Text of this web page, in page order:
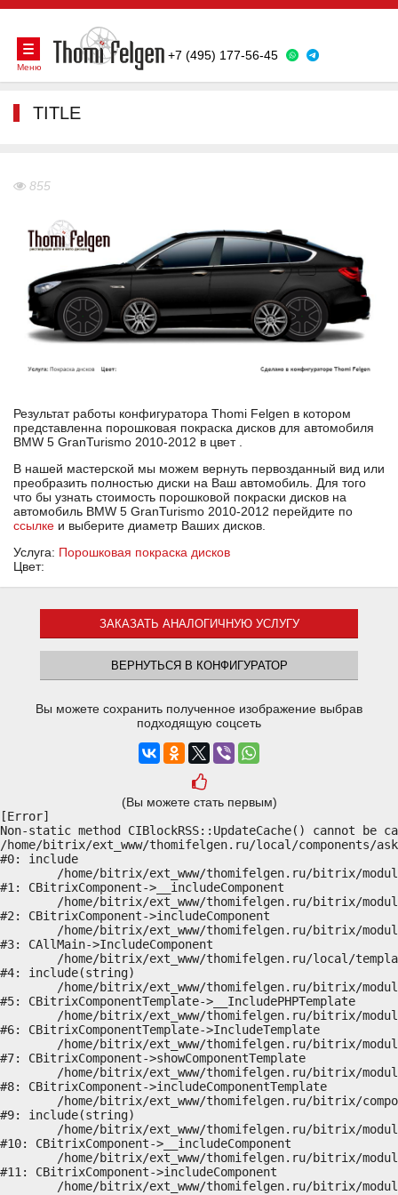
+7 (495) 177-56-45
Меню
TITLE
855
Результат работы конфигуратора Thomi Felgen в котором
представленна порошковая покраска дисков для автомобиля
BMW 5 GranTurismo 2010-2012 в цвет .
В нашей мастерской мы можем вернуть первозданный вид или
преобразить полностью диски на Ваш автомобиль. Для того
что бы узнать стоимость порошковой покраски дисков на
автомобиль BMW 5 GranTurismo 2010-2012 перейдите по
ссылке и выберите диаметр Ваших дисков.
Услуга: Порошковая покраска дисков
Цвет:
ЗАКАЗАТЬ АНАЛОГИЧНУЮ УСЛУГУ
ВЕРНУТЬСЯ В КОНФИГУРАТОР
Вы можете сохранить полученное изображение выбрав
подходящую соцсеть
(Вы можете стать первым)
[Error]
Non-static method CIBlockRSS::UpdateCache() cannot
/home/bitrix/ext_www/thomifelgen.ru/local/components/
#0: include
#1: CBitrixComponent->__includeComponent
#2: CBitrixComponent->includeComponent
#3: CAllMain->IncludeComponent
#4: include(string)
#5: CBitrixComponentTemplate->__IncludePHPTemplate
#6: CBitrixComponentTemplate->IncludeTemplate
#7: CBitrixComponent->showComponentTemplate
#8: CBitrixComponent->includeComponentTemplate
#9: include(string)
#10: CBitrixComponent->__includeComponent
#11: CBitrixComponent->includeComponent